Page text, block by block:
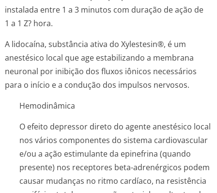
instalada entre 1 a 3 minutos com duração de ação de
1 a 1 Z? hora.
A lidocaína, substância ativa do Xylestesin®, é um
anestésico local que age estabilizando a membrana
neuronal por inibição dos fluxos iônicos necessários
para o início e a condução dos impulsos nervosos.
Hemodinâmica
O efeito depressor direto do agente anestésico local
nos vários componentes do sistema cardiovascular
e/ou a ação estimulante da epinefrina (quando
presente) nos receptores beta-adrenérgicos podem
causar mudanças no ritmo cardíaco, na resistência